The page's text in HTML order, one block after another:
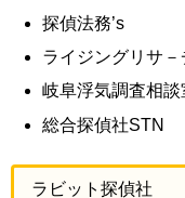
探偵法務’s
ライジングリサ－
岐阜浮気調査相談
総合探偵社STN
ラビット探偵社